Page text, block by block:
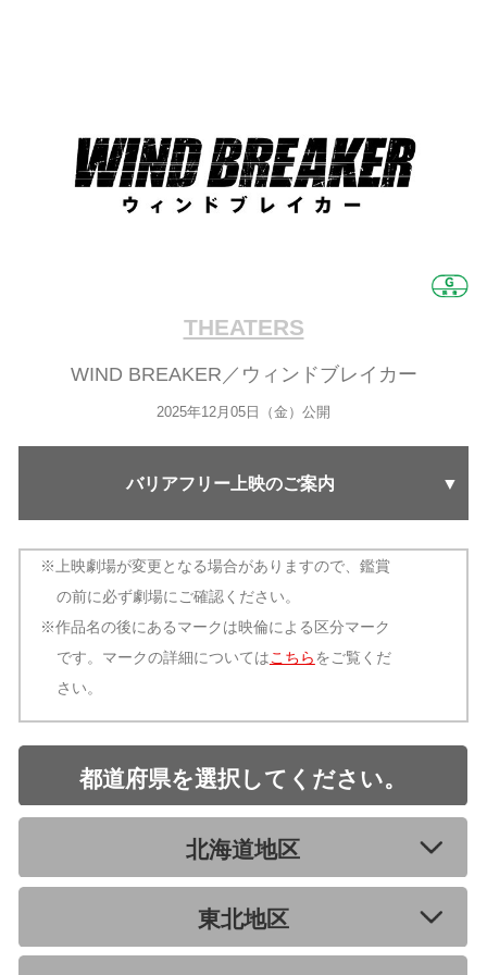
THEATERS
WIND BREAKER／ウィンドブレイカー
2025年12月05日（金）公開
バリアフリー上映のご案内
本作品の音声ガイド・日本語字幕は、『HELLO! MOVIE』方式を採用しています。
●音声ガイドは、専用アプリをインストールしたスマートフォン・iPod touch
等の携帯端末をお持ちの方はどなたでも、全ての上映劇場、上映回にて、音
声ガイド付きで映画をお楽しみいただけます。
●日本語字幕は、字幕表示用のメガネ機器に『HELLO! MOVIE』アプリをダ
上映回にて、日本語字幕付きで映画をお楽しみいただけます。
●専用メガネ機器については、一部の劇場で貸出しを実施しております。貸
」HPよりご確認ください。お貸出しには事前の
ご予約が必要になります。
※上映劇場が変更となる場合がありますので、鑑賞
の前に必ず劇場にご確認ください。
※作品名の後にあるマークは映倫による区分マーク
です。マークの詳細についてはこちらをご覧くだ
さい。
都道府県を選択してください。
北海道地区
東北地区